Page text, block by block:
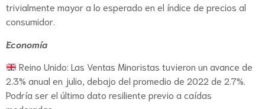
trivialmente mayor a lo esperado en el índice de precios al
consumidor.
Economía
Reino Unido: Las Ventas Minoristas tuvieron un avance de
2.3% anual en julio, debajo del promedio de 2022 de 2.7%.
Podría ser el último dato resiliente previo a caídas